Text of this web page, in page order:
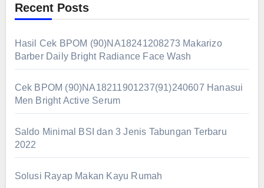
Recent Posts
Hasil Cek BPOM (90)NA18241208273 Makarizo
Barber Daily Bright Radiance Face Wash
Cek BPOM (90)NA18211901237(91)240607 Hanasui
Men Bright Active Serum
Saldo Minimal BSI dan 3 Jenis Tabungan Terbaru
2022
Solusi Rayap Makan Kayu Rumah